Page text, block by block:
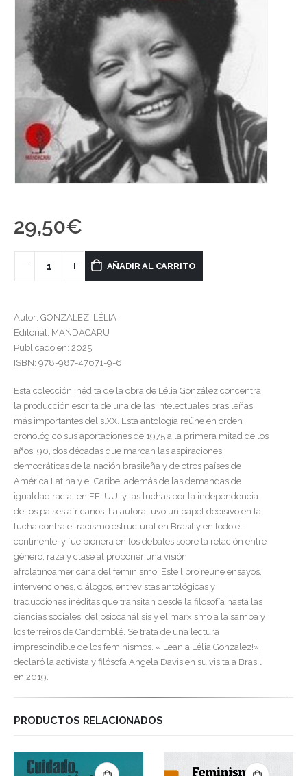
29,50€
AÑADIR AL CARRITO
Autor: GONZALEZ, LÉLIA
Editorial: MANDACARU
Publicado en: 2025
ISBN: 978-987-47671-9-6
Esta colección inédita de la obra de Lélia González concentra
la producción escrita de una de las intelectuales brasileñas
más importantes del s.XX. Esta antología reúne en orden
cronológico sus aportaciones de 1975 a la primera mitad de los
años ’90, dos décadas que marcan las aspiraciones
democráticas de la nación brasileña y de otros países de
América Latina y el Caribe, además de las demandas de
igualdad racial en EE. UU. y las luchas por la independencia
de los países africanos. La autora tuvo un papel decisivo en la
lucha contra el racismo estructural en Brasil y en todo el
continente, y fue pionera en los debates sobre la relación entre
género, raza y clase al proponer una visión
afrolatinoamericana del feminismo. Este libro reúne ensayos,
interven­ciones, diálogos, entrevistas antológicas y
traducciones inéditas que transitan desde la filosofía hasta las
ciencias sociales, del psicoanálisis y el marxismo a la samba y
los terreiros de Candomblé. Se trata de una lectura
imprescindible de los feminismos. «¡Lean a Lélia Gonzalez!»,
declaró la activista y filósofa Angela Davis en su visita a Brasil
en 2019.
PRODUCTOS RELACIONADOS